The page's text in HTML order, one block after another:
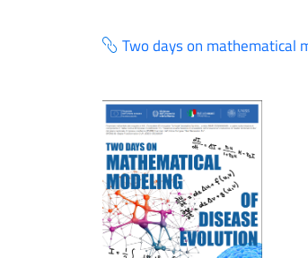
Two days on mathematical